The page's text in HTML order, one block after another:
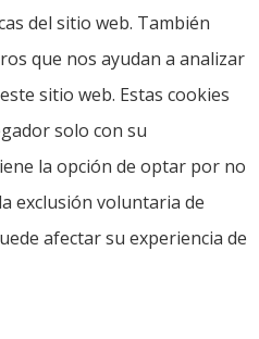
del sitio web. También
que nos ayudan a analizar
sitio web. Estas cookies
solo con su
la opción de optar por no
exclusión voluntaria de
afectar su experiencia de